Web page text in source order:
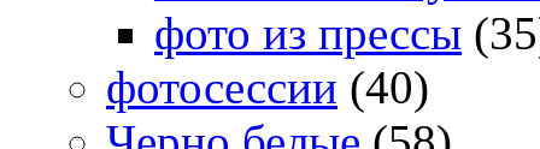
фото из прессы
фотосессии (40)